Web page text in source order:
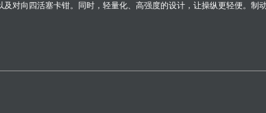
对向四活塞卡钳。同时，轻量化、高强度的设计，让操纵更轻便。制